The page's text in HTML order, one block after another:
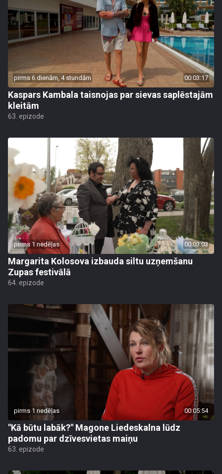
pirms 6 dienām, 4 stundām 00:03:17
Kaspars Kambala taisnojas par sievas saplēstajām
kleitām
63. epizode
pirms 1 nedēļas 00:03:03
Margarita Kolosova izbauda siltu uzņemšanu
Zupas festivālā
64. epizode
pirms 1 nedēļas 00:05:54
"Kā būtu labāk?" Magone Liedeskalna lūdz
padomu par dzīvesvietas maiņu
63. epizode